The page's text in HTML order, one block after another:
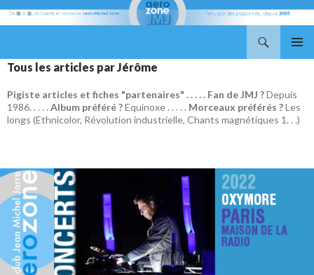
AU
Tous les articles par Jérôme
Pigiste articles et fiches "partenaires" . . . . . Fan de JMJ ?Depuis
1986. . . . . Album préféré ?Equinoxe . . . . . Morceaux préférés ?Les
longs (Ethnicolor, Révolution industrielle, Chants magnétiques 1. . .)